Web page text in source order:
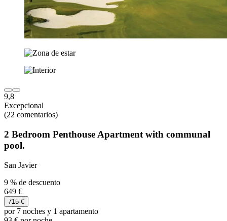
9,8
Excepcional
(22 comentarios)
2 Bedroom Penthouse Apartment with communal
pool.
San Javier
9 % de descuento
649 €
715 €
por 7 noches y 1 apartamento